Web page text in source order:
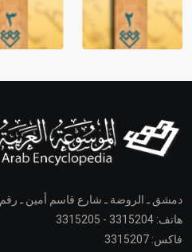
دمشق ـ الروضة ـ شارع قاسم أمين ـ رقم 39
هاتف: 3315204 - 3315205
فاكس: 3315207